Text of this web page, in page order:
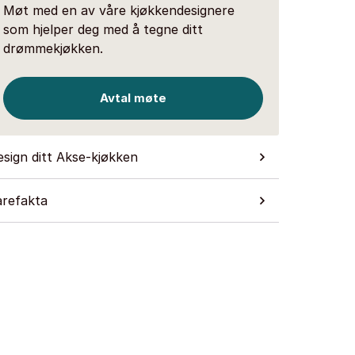
Møt med en av våre kjøkkendesignere
som hjelper deg med å tegne ditt
drømmekjøkken.
Avtal møte
ditt Akse-kjøkken